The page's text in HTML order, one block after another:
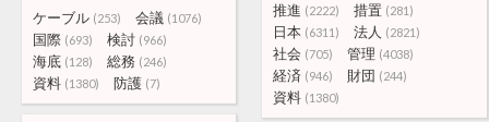
推進 (2222) 措置 (281)
日本 (6311) 法人 (2821)
社会 (705) 管理 (4038)
経済 (946) 財団 (244)
資料 (1380)
ケーブル (253) 会議 (1076)
国際 (693) 検討 (966)
海底 (128) 総務 (246)
資料 (1380) 防護 (7)